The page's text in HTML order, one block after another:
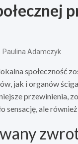
Paulina Adamczyk
społeczność
jak i organów
przewinienia,
sensację, ale